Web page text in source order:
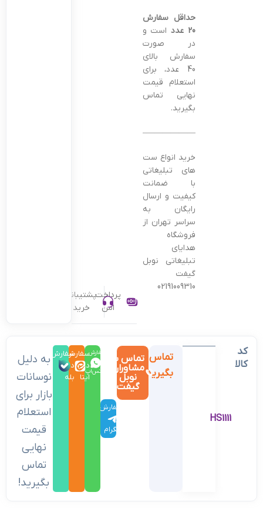
حداقل سفارش
20 عدد
است و
در صورت
سفارش بالای
40 عدد، برای
استعلام قیمت
نهایی تماس
بگیرید.
———————————————–
خرید انواع ست
های تبلیغاتی
با ضمانت
کیفیت و ارسال
رایگان به
سراسر تهران از
فروشگاه
هدایای
تبلیغاتی نوبل
گیفت
02191009310
پرداخت
امن
پشتیبانی
خرید
کد
کالا
HS1111
تماس
بگیرید
تماس با
مشاوران
نوبل
گیفت
سفارش
در
تلگرام
سفارش
در
واتس‌اپ
سفارش
در
ایتا
سفارش
در
بله
به دلیل
نوسانات
بازار برای
استعلام
قیمت
نهایی
تماس
بگیرید!